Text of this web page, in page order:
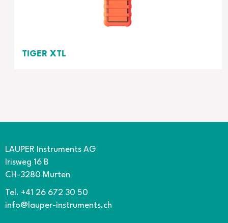
TIGER XTL
LAUPER Instruments AG
Irisweg 16 B
CH-3280 Murten
Tel. +41 26 672 30 50
info@lauper-instruments.ch